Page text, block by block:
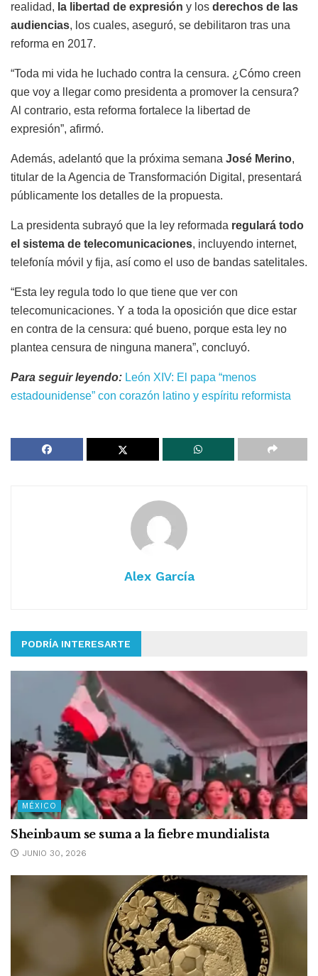
realidad, la libertad de expresión y los derechos de las
audiencias, los cuales, aseguró, se debilitaron tras una
reforma en 2017.
“Toda mi vida he luchado contra la censura. ¿Cómo creen
que voy a llegar como presidenta a promover la censura?
Al contrario, esta reforma fortalece la libertad de
expresión”, afirmó.
Además, adelantó que la próxima semana José Merino,
titular de la Agencia de Transformación Digital, presentará
públicamente los detalles de la propuesta.
La presidenta subrayó que la ley reformada regulará todo
el sistema de telecomunicaciones, incluyendo internet,
telefonía móvil y fija, así como el uso de bandas satelitales.
“Esta ley regula todo lo que tiene que ver con
telecomunicaciones. Y a toda la oposición que dice estar
en contra de la censura: qué bueno, porque esta ley no
plantea censura de ninguna manera”, concluyó.
Para seguir leyendo: León XIV: El papa “menos
estadounidense” con corazón latino y espíritu reformista
Alex García
PODRÍA INTERESARTE
MÉXICO
Sheinbaum se suma a la fiebre mundialista
JUNIO 30, 2026